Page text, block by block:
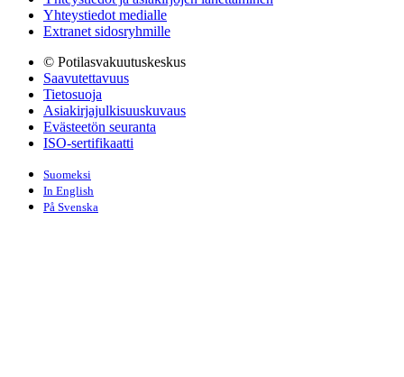
Yhteystiedot medialle
Extranet sidosryhmille
© Potilasvakuutuskeskus
Saavutettavuus
Tietosuoja
Asiakirjajulkisuuskuvaus
Evästeetön seuranta
ISO-sertifikaatti
Suomeksi
In English
På Svenska